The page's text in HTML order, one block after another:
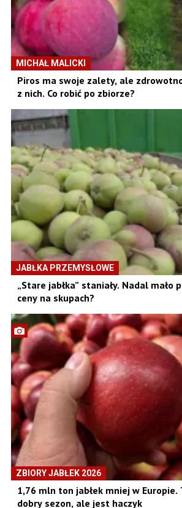
MICHAŁ MALICKI
Piros ma swoje zalety, ale
z nich. Co robić po zbiorze?
JABŁKA PRZEMYSŁOWE
„Stare jabłka” staniały. Nadal mało
ceny na skupach?
ZBIORY JABŁEK 2026
1,76 mln ton jabłek mniej w Europie.
dobry sezon, ale jest haczyk